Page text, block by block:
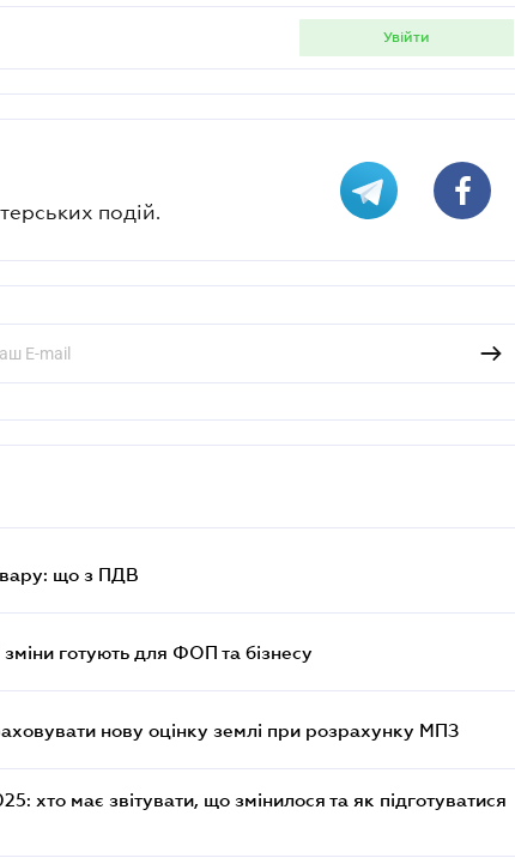
увійти
подій.
що з ПДВ
готують для ФОП та бізнесу
нову оцінку землі при розрахунку МПЗ
хто має звітувати, що змінилося та як підготуватися